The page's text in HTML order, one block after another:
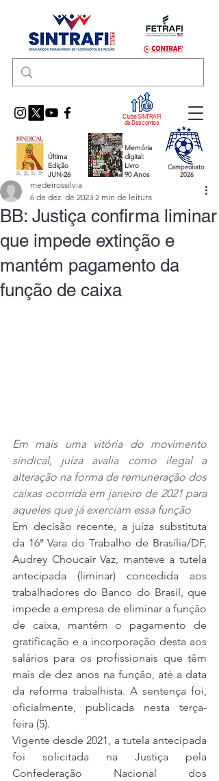
Clube SINTRAFI
de Descontos
Última
Edição
JUN-26
Memória
digital:
Livro
90 Anos
Campeonato
2026
BB: Justiça confirma liminar
que impede extinção e
mantém pagamento da
função de caixa
medeirossilvia
6 de dez. de 2023 2 min de leitura
Em mais uma vitória do movimento
sindical, juíza avalia como ilegal a
alteração na forma de remuneração dos
caixas ocorrida em janeiro de 2021 para
aqueles que já exerciam essa função
Em decisão recente, a juíza substituta
da 16ª Vara do Trabalho de Brasília/DF,
Audrey Choucair Vaz, manteve a tutela
antecipada (liminar) concedida aos
trabalhadores do Banco do Brasil, que
impede a empresa de eliminar a função
de caixa, mantém o pagamento de
gratificação e a incorporação desta aos
salários para os profissionais que têm
mais de dez anos na função, até a data
da reforma trabalhista. A sentença foi,
oficialmente, publicada nesta terça-
feira (5).
Vigente desde 2021, a tutela antecipada
foi solicitada na Justiça pela
Confederação Nacional dos